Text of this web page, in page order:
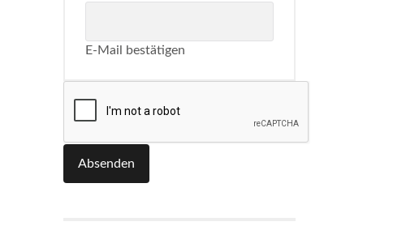
E-Mail bestätigen
Absenden